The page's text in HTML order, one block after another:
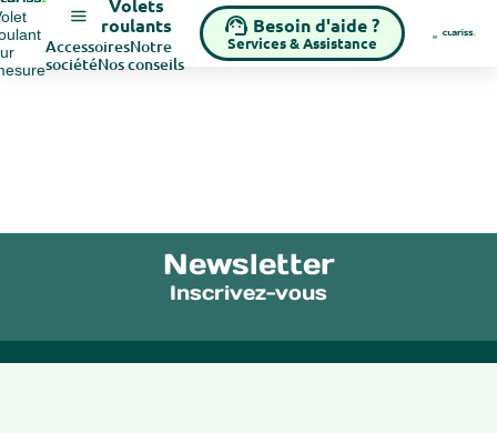
Volets
roulants
AccessoiresNotre
sociétéNos conseils
Besoin d'aide ?
Services & Assistance
Newsletter
Inscrivez-vous